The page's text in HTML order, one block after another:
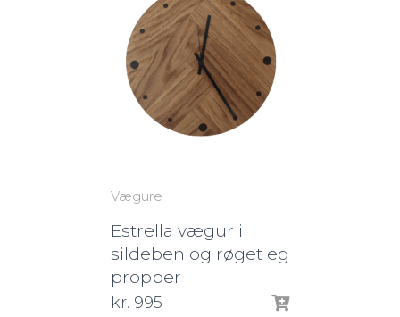
Vægure
Estrella vægur i
sildeben og røget eg
propper
kr. 995